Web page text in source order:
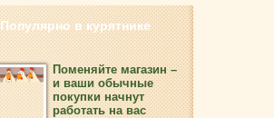
Популярно в курятнике
Поменяйте магазин –
и ваши обычные
покупки начнут
работать на вас